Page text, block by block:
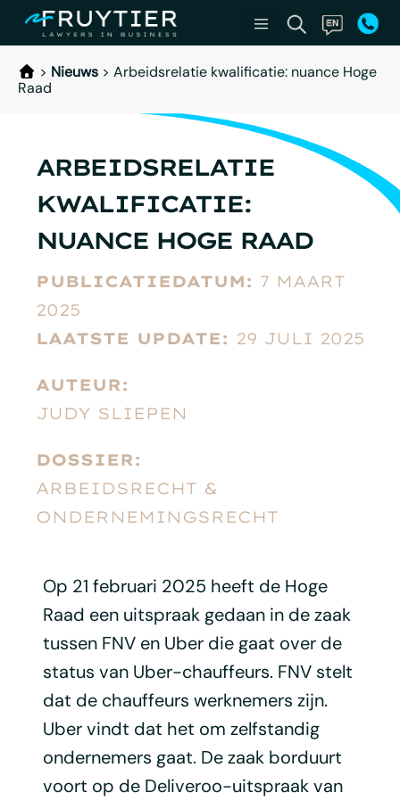
> Nieuws > Arbeidsrelatie kwalificatie: nuance Hoge
Raad
ARBEIDSRELATIE
KWALIFICATIE:
NUANCE HOGE RAAD
PUBLICATIEDATUM: 7 MAART
2025
LAATSTE UPDATE: 29 JULI 2025
AUTEUR:
JUDY SLIEPEN
DOSSIER:
ARBEIDSRECHT &
ONDERNEMINGSRECHT
Op 21 februari 2025 heeft de Hoge
Raad een uitspraak gedaan in de zaak
tussen FNV en Uber die gaat over de
status van Uber-chauffeurs. FNV stelt
dat de chauffeurs werknemers zijn.
Uber vindt dat het om zelfstandig
ondernemers gaat. De zaak borduurt
voort op de Deliveroo-uitspraak van